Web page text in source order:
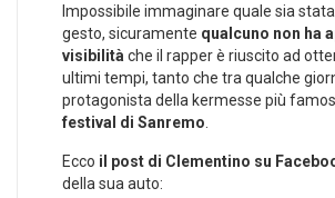
Impossibile immaginare quale sia stata
gesto, sicuramente qualcuno non ha
visibilità che il rapper è riuscito ad
ultimi tempi, tanto che tra qualche
protagonista della kermesse più
festival di Sanremo
Ecco il post di Clementino su
della sua auto: